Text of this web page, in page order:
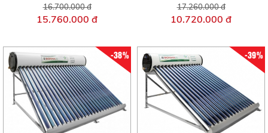
16.700.000 đ
15.760.000 đ
17.260.000 đ
10.720.000 đ
-38% -39%